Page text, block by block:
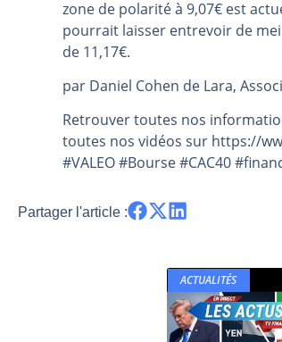
Les
zone de polarité à 9,07€ est
pourrait laisser entrevoir de
de 11,17€.
par Daniel Cohen de Lara,
Retrouver toutes nos
toutes nos vidéos sur https://
#VALEO #Bourse #CAC40
Partager l'article :
ACTUALITÉS